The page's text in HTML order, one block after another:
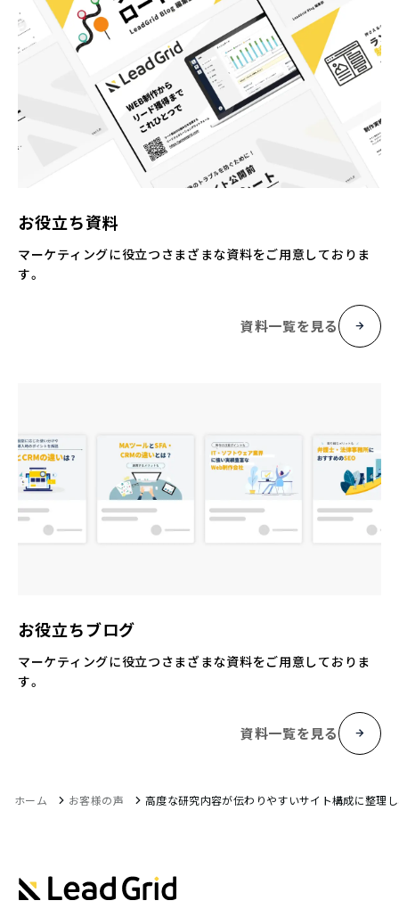
お役立ち資料
マーケティングに役立つさまざまな資料をご用意しておりま
す。
資料一覧を見る
お役立ちブログ
マーケティングに役立つさまざまな資料をご用意しておりま
す。
資料一覧を見る
ホーム お客様の声 高度な研究内容が伝わりやすいサイト構成に整理